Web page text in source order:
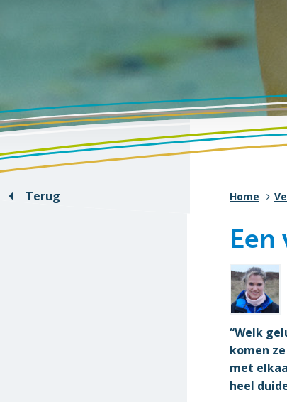
Terug Home
“Welk
komen
met
heel